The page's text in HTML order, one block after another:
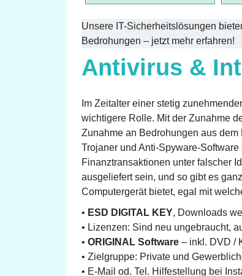
Unsere IT-Sicherheitslösungen
Bedrohungen – jetzt mehr erfahren!
Antivirus &
Im Zeitalter einer stetig
wichtigere Rolle. Mit der Zunahme
Zunahme an Bedrohungen aus
Trojaner und Anti-Spyware-
Finanztransaktionen unter falscher
ausgeliefert sein, und so gibt es
Computergerät bietet, egal mit
• ESD DIGITAL KEY, Downloads
• Lizenzen: Sind neu ungebraucht,
• ORIGINAL Software – inkl. DVD /
• Zielgruppe: Private und
• E-Mail od. Tel. Hilfestellung bei